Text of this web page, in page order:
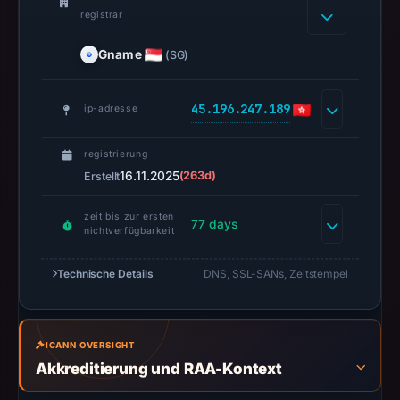
the
2026
01:46
UTC.
results
do
not
establish
registrar
Gname (SG)
ip-adresse 45.196.247.189
registrierung
Erstellt16.11.2025(263d)
zeit bis zur ersten
nichtverfügbarkeit
77 days
Technische Details DNS, SSL-SANs, Zeitstempel
ICANN OVERSIGHT
Akkreditierung und RAA-Kontext